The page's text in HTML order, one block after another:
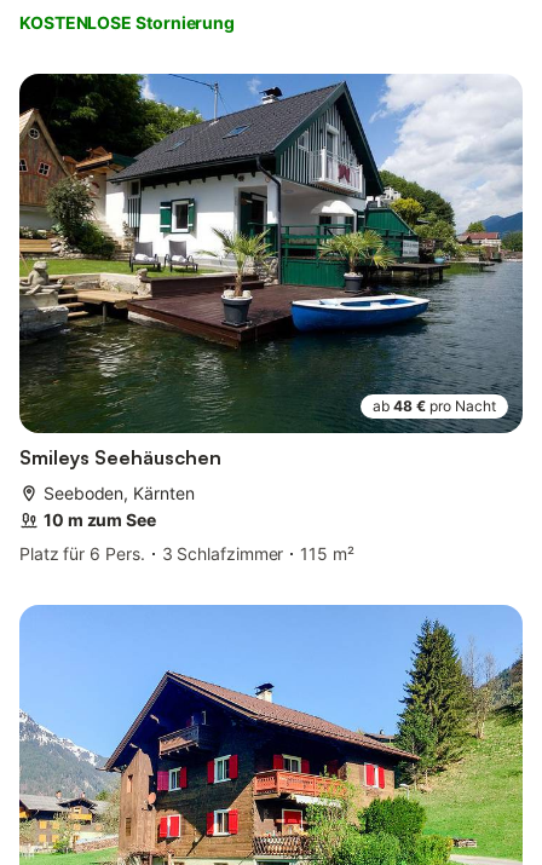
KOSTENLOSE Stornierung
ab 48 € pro Nacht
Smileys Seehäuschen
Seeboden, Kärnten
10 m zum See
Platz für 6 Pers.
3 Schlafzimmer 115 m²